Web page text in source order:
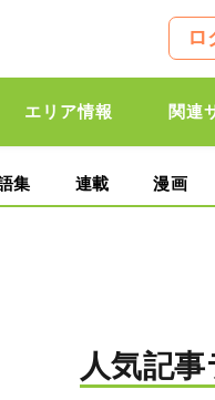
ロ
エリア情報 関連
集 連載 漫画
人気記